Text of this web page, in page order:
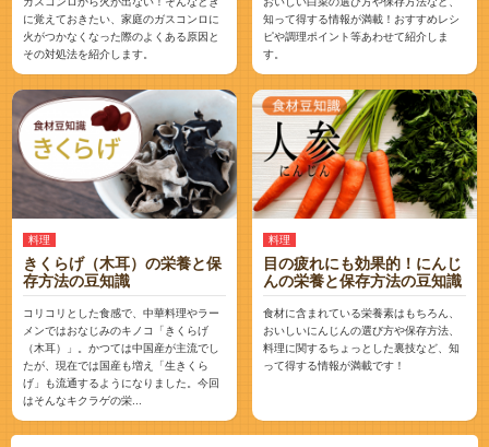
に覚えておきたい、家庭のガスコンロに
火がつかなくなった際のよくある原因と
その対処法を紹介します。
知って得する情報が満載！おすすめレシ
ピや調理ポイント等あわせて紹介しま
す。
料理
きくらげ（木耳）の栄養と保
存方法の豆知識
コリコリとした食感で、中華料理やラー
メンではおなじみのキノコ「きくらげ
（木耳）」。かつては中国産が主流でし
たが、現在では国産も増え「生きくら
げ」も流通するようになりました。今回
はそんなキクラゲの栄...
料理
目の疲れにも効果的！にんじ
んの栄養と保存方法の豆知識
食材に含まれている栄養素はもちろん、
おいしいにんじんの選び方や保存方法、
料理に関するちょっとした裏技など、知
って得する情報が満載です！